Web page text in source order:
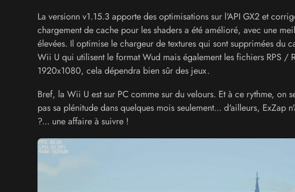
La versionn v1.15.3 apporte des optimisations sur l'API GX2 et
chargement de cache pour les shaders a été amélioré, avec une
élevées. Il optimise le chargeur de textures qui sont supprimées du
Wii U qui utilisent le format Wud mais également les fichiers RPS /
1920x1080, cela dépendra bien sûr des jeux.
Bref, la Wii U est sur PC comme sur du velours. Et à ce rythme, on
pas sa plénitude dans quelques mois seulement... d'ailleurs, ExZap
?... une affaire à suivre !